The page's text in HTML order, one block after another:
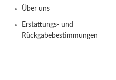
Über uns
Erstattungs- und
Rückgabebestimmungen